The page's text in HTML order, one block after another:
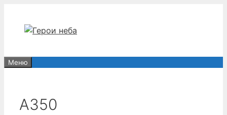
содержимому
Меню
A350